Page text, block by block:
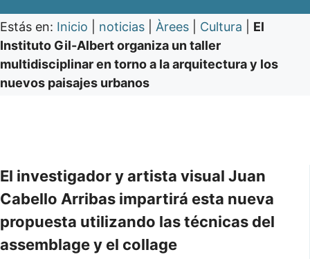
Estás en: Inicio noticias Àrees Cultura
El
Instituto Gil-Albert organiza un taller
multidisciplinar en torno a la arquitectura y los
nuevos paisajes urbanos
El investigador y artista visual Juan
Cabello Arribas impartirá esta nueva
propuesta utilizando las técnicas del
assemblage y el collage